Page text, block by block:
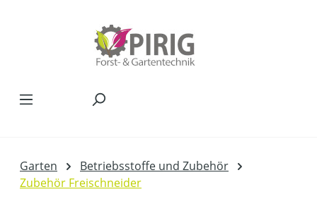
Garten
Betriebsstoffe und Zubehör
Zubehör Freischneider